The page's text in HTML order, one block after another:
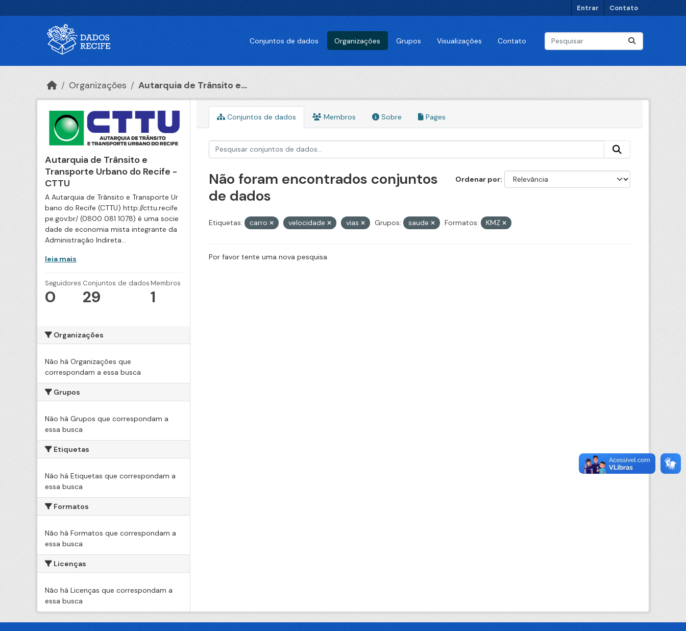
Entrar Contato
Conjuntos de dados Organizações Grupos Visualizações Contato
Organizações Autarquia de Trânsito e...
Autarquia de Trânsito e
Transporte Urbano do Recife -
CTTU
A Autarquia de Trânsito e Transporte Ur
bano do Recife (CTTU) http://cttu.recife.
pe.gov.br/ (0800 081 1078) é uma socie
dade de economia mista integrante da
Administração Indireta...
leia mais
Seguidores
0
Conjuntos de dados
29
Membros
1
Organizações
Não há Organizações que
correspondam a essa busca
Grupos
Não há Grupos que correspondam a
essa busca
Etiquetas
Não há Etiquetas que correspondam a
essa busca
Formatos
Não há Formatos que correspondam a
essa busca
Licenças
Não há Licenças que correspondam a
essa busca
Conjuntos de dados Membros Sobre Pages
Ordenar por
Não foram encontrados conjuntos
de dados
Etiquetas: carro velocidade vias Grupos: saude Formatos: KMZ
Por favor tente uma nova pesquisa.